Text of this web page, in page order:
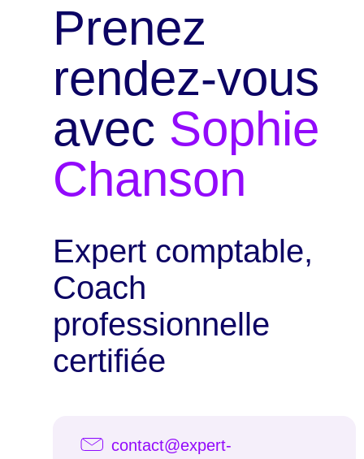
Prenez
rendez-vous
avec Sophie
Chanson
Expert comptable,
Coach
professionnelle
certifiée
contact@expert-